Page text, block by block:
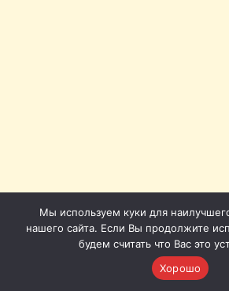
Мы используем куки для
нашего сайта. Если Вы продолжите
будем считать что Вас это
Хорошо